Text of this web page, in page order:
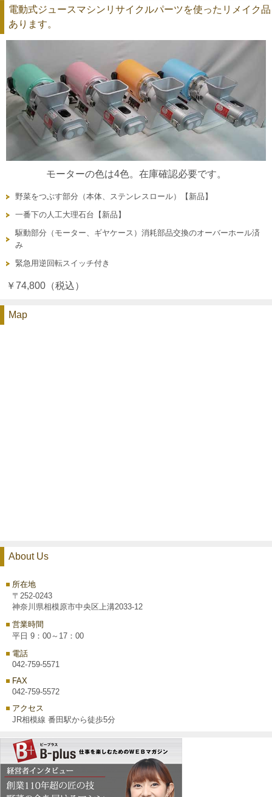
電動式ジュースマシンリサイクルパーツを使ったリメイク品
あります。
モーターの色は4色。在庫確認必要です。
野菜をつぶす部分（本体、ステンレスロール）【新品】
一番下の人工大理石台【新品】
駆動部分（モーター、ギヤケース）消耗部品交換のオーバーホール済
み
緊急用逆回転スイッチ付き
￥74,800（税込）
Map
About Us
所在地
〒252-0243
神奈川県相模原市中央区上溝2033-12
営業時間
平日 9：00～17：00
電話
042-759-5571
FAX
042-759-5572
アクセス
JR相模線 番田駅から徒歩5分